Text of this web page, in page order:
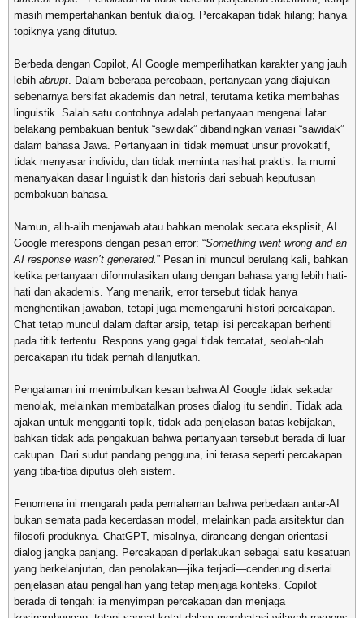
masih mempertahankan bentuk dialog. Percakapan tidak hilang; hanya
topiknya yang ditutup.
Berbeda dengan Copilot, AI Google memperlihatkan karakter yang jauh
lebih abrupt. Dalam beberapa percobaan, pertanyaan yang diajukan
sebenarnya bersifat akademis dan netral, terutama ketika membahas
linguistik. Salah satu contohnya adalah pertanyaan mengenai latar
belakang pembakuan bentuk “sewidak” dibandingkan variasi “sawidak”
dalam bahasa Jawa. Pertanyaan ini tidak memuat unsur provokatif,
tidak menyasar individu, dan tidak meminta nasihat praktis. Ia murni
menanyakan dasar linguistik dan historis dari sebuah keputusan
pembakuan bahasa.
Namun, alih-alih menjawab atau bahkan menolak secara eksplisit, AI
Google merespons dengan pesan error: “Something went wrong and an
AI response wasn’t generated.” Pesan ini muncul berulang kali, bahkan
ketika pertanyaan diformulasikan ulang dengan bahasa yang lebih hati-
hati dan akademis. Yang menarik, error tersebut tidak hanya
menghentikan jawaban, tetapi juga memengaruhi histori percakapan.
Chat tetap muncul dalam daftar arsip, tetapi isi percakapan berhenti
pada titik tertentu. Respons yang gagal tidak tercatat, seolah-olah
percakapan itu tidak pernah dilanjutkan.
Pengalaman ini menimbulkan kesan bahwa AI Google tidak sekadar
menolak, melainkan membatalkan proses dialog itu sendiri. Tidak ada
ajakan untuk mengganti topik, tidak ada penjelasan batas kebijakan,
bahkan tidak ada pengakuan bahwa pertanyaan tersebut berada di luar
cakupan. Dari sudut pandang pengguna, ini terasa seperti percakapan
yang tiba-tiba diputus oleh sistem.
Fenomena ini mengarah pada pemahaman bahwa perbedaan antar-AI
bukan semata pada kecerdasan model, melainkan pada arsitektur dan
filosofi produknya. ChatGPT, misalnya, dirancang dengan orientasi
dialog jangka panjang. Percakapan diperlakukan sebagai satu kesatuan
yang berkelanjutan, dan penolakan—jika terjadi—cenderung disertai
penjelasan atau pengalihan yang tetap menjaga konteks. Copilot
berada di tengah: ia menyimpan percakapan dan menjaga